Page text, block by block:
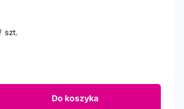
/ szt.
Do koszyka